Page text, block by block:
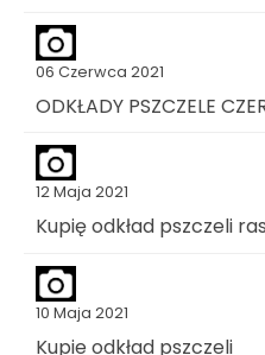
06 Czerwca 2021
ODKŁADY PSZCZELE
12 Maja 2021
Kupię odkład pszczeli
10 Maja 2021
Kupie odkład pszczeli